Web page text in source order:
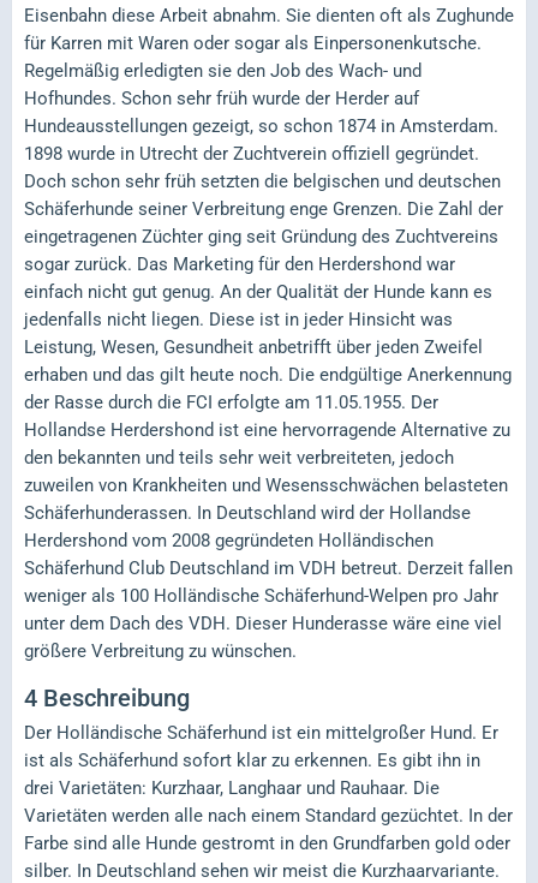
Eisenbahn diese Arbeit abnahm. Sie dienten oft als Zughunde
für Karren mit Waren oder sogar als Einpersonenkutsche.
Regelmäßig erledigten sie den Job des Wach- und
Hofhundes. Schon sehr früh wurde der Herder auf
Hundeausstellungen gezeigt, so schon 1874 in Amsterdam.
1898 wurde in Utrecht der Zuchtverein offiziell gegründet.
Doch schon sehr früh setzten die belgischen und deutschen
Schäferhunde seiner Verbreitung enge Grenzen. Die Zahl der
eingetragenen Züchter ging seit Gründung des Zuchtvereins
sogar zurück. Das Marketing für den Herdershond war
einfach nicht gut genug. An der Qualität der Hunde kann es
jedenfalls nicht liegen. Diese ist in jeder Hinsicht was
Leistung, Wesen, Gesundheit anbetrifft über jeden Zweifel
erhaben und das gilt heute noch. Die endgültige Anerkennung
der Rasse durch die FCI erfolgte am 11.05.1955. Der
Hollandse Herdershond ist eine hervorragende Alternative zu
den bekannten und teils sehr weit verbreiteten, jedoch
zuweilen von Krankheiten und Wesensschwächen belasteten
Schäferhunderassen. In Deutschland wird der Hollandse
Herdershond vom 2008 gegründeten Holländischen
Schäferhund Club Deutschland im VDH betreut. Derzeit fallen
weniger als 100 Holländische Schäferhund-Welpen pro Jahr
unter dem Dach des VDH. Dieser Hunderasse wäre eine viel
größere Verbreitung zu wünschen.
4 Beschreibung
Der Holländische Schäferhund ist ein mittelgroßer Hund. Er
ist als Schäferhund sofort klar zu erkennen. Es gibt ihn in
drei Varietäten: Kurzhaar, Langhaar und Rauhaar. Die
Varietäten werden alle nach einem Standard gezüchtet. In der
Farbe sind alle Hunde gestromt in den Grundfarben gold oder
silber. In Deutschland sehen wir meist die Kurzhaarvariante.